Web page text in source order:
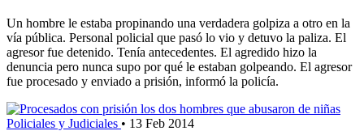
Un hombre le estaba propinando una verdadera golpiza a otro en la
vía pública. Personal policial que pasó lo vio y detuvo la paliza. El
agresor fue detenido. Tenía antecedentes. El agredido hizo la
denuncia pero nunca supo por qué le estaban golpeando. El agresor
fue procesado y enviado a prisión, informó la policía.
Policiales y Judiciales • 13 Feb 2014